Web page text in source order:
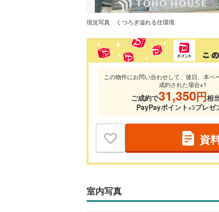
現況写真 くつろぎ溢れる住環境
この物件にお問い合わせして、後日、本ペ
成約された場合※1
ご成約で31,350円相
PayPayポイント※3プレゼ
資
室内写真